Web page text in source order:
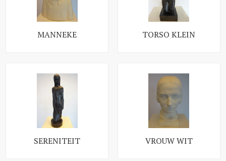
MANNEKE TORSO KLEIN
SERENITEIT VROUW WIT